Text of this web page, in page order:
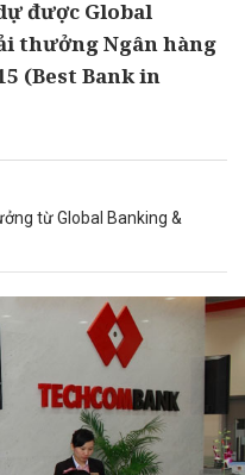
được Global
thưởng Ngân hàng
(Best Bank in
từ Global Banking &